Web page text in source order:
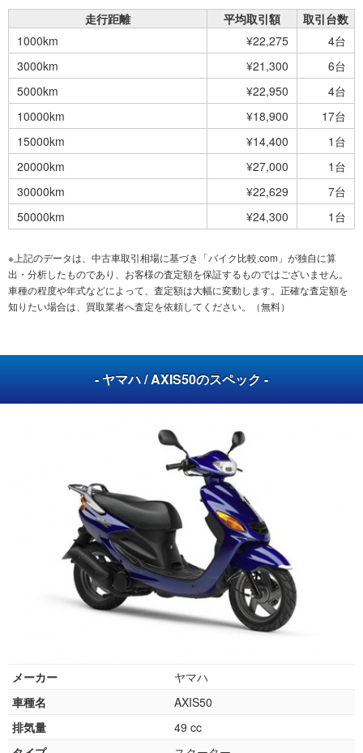
走行距離 平均取引額
取引台数
1000km
¥22,275
4台
3000km
¥21,300
6台
5000km
¥22,950
4台
10000km
¥18,900
17台
15000km
¥14,400
1台
20000km
¥27,000
1台
30000km
¥22,629
7台
50000km
¥24,300 1台
※上記のデータは、中古車取引相場に基づき「バイク比較.com」が独自に算
出・分析したものであり、お客様の査定額を保証するものではございません。
車種の程度や年式などによって、査定額は大幅に変動します。正確な査定額を
知りたい場合は、買取業者へ査定を依頼してください。（無料）
- ヤマハ / AXIS50のスペック -
メーカー
ヤマハ
車種名
AXIS50
排気量
49 cc